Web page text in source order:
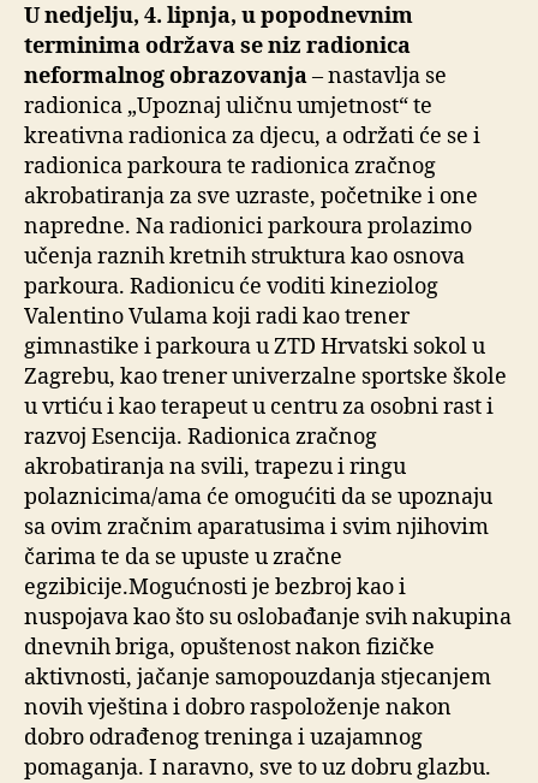
U nedjelju, 4. lipnja, u popodnevnim
terminima održava se niz radionica
neformalnog obrazovanja– nastavlja se
radionica „Upoznaj uličnu umjetnost“ te
kreativna radionica za djecu, a održati će se i
radionica parkoura te radionica zračnog
akrobatiranja za sve uzraste, početnike i one
napredne. Na radionici parkoura prolazimo
učenja raznih kretnih struktura kao osnova
parkoura. Radionicu će voditi kineziolog
Valentino Vulama koji radi kao trener
gimnastike i parkoura u ZTD Hrvatski sokol u
Zagrebu, kao trener univerzalne sportske škole
u vrtiću i kao terapeut u centru za osobni rast i
razvoj Esencija. Radionica zračnog
akrobatiranja na svili, trapezu i ringu
polaznicima/ama će omogućiti da se upoznaju
sa ovim zračnim aparatusima i svim njihovim
čarima te da se upuste u zračne
egzibicije.Mogućnosti je bezbroj kao i
nuspojava kao što su oslobađanje svih nakupina
dnevnih briga, opuštenost nakon fizičke
aktivnosti, jačanje samopouzdanja stjecanjem
novih vještina i dobro raspoloženje nakon
dobro odrađenog treninga i uzajamnog
pomaganja. I naravno, sve to uz dobru glazbu.